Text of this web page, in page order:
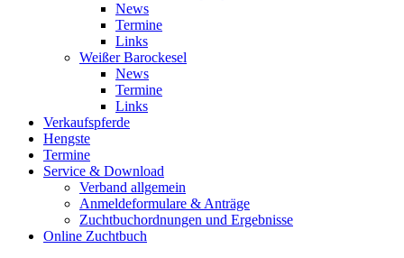
News
Termine
Links
Weißer Barockesel
News
Termine
Links
Verkaufspferde
Hengste
Termine
Service & Download
Verband allgemein
Anmeldeformulare & Anträge
Zuchtbuchordnungen und Ergebnisse
Online Zuchtbuch